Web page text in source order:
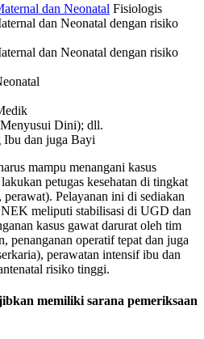
dan Neonatal Fisiologis
dan Neonatal dengan risiko
dan Neonatal dengan risiko
Dini); dll.
Ibu dan juga Bayi
mampu menangani kasus
petugas kesehatan di tingkat
Pelayanan ini di sediakan
meliputi stabilisasi di UGD dan
kasus gawat darurat oleh tim
penanganan operatif tepat dan juga
perawatan intensif ibu dan
risiko tinggi.
memiliki sarana pemeriksaan